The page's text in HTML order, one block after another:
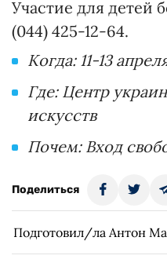
Участие для детей
(044) 425-12-64.
Когда: 11-13
Где: Центр
искусств
Почем: Вход
Поделиться
Подготовил/ла Антон